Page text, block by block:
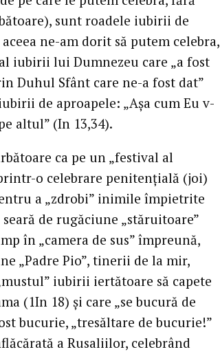
sunt roadele iubirii de
ne-am dorit să putem celebra,
iubirii lui Dumnezeu care „a fost
Duhul Sfânt care ne-a fost dat”
de aproapele: „Așa cum Eu v-
altul” (In 13,34).
ca pe un „festival al
o celebrare penitențială (joi)
a „zdrobi” inimile împietrite
de rugăciune „stăruitoare”
în „camera de sus” împreună,
„Padre Pio”, tinerii de la mir,
iubirii iertătoare să capete
(1In 18) și care „se bucură de
bucurie, „tresăltare de bucurie!”
a Rusaliilor, celebrând